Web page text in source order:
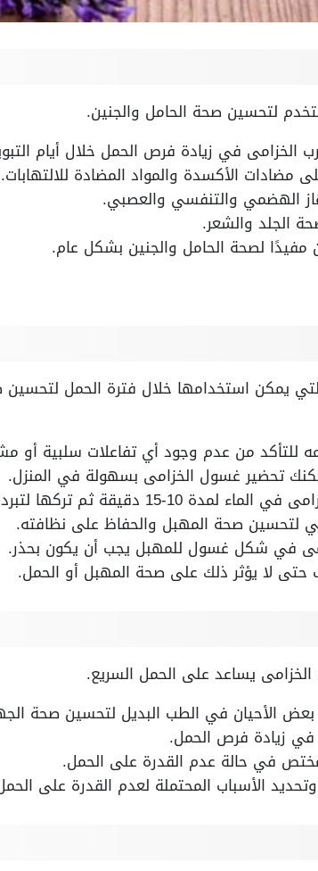
لتحسين صحة الحامل والجنين.
الخزامى في زيادة فرص الحمل خلال أيام
الأكسدة والمواد المضادة للالتهابات.
الهضمي والتنفسي والعصبي.
الجلد والشعر.
مفيدًا لصحة الحامل والجنين بشكل عام.
يمكن استخدامها خلال فترة الحمل
للتأكد من عدم وجود أي تفاعلات سلبية أو
تحضير غسول الخزامى بسهولة في المنزل.
ثم تركها لتبرد وصفيها جيدًا.
صحة المهبل والحفاظ على نظافته.
في شكل غسول للمهبل يجب أن يكون بحذر.
حتى لا يؤثر ذلك على صحة المهبل أو الحمل.
يساعد على الحمل السريع.
الأحيان في الطب البديل لتحسين صحة
في زيادة فرص الحمل.
في حالة عدم القدرة على الحمل.
الأسباب المحتملة لعدم القدرة على